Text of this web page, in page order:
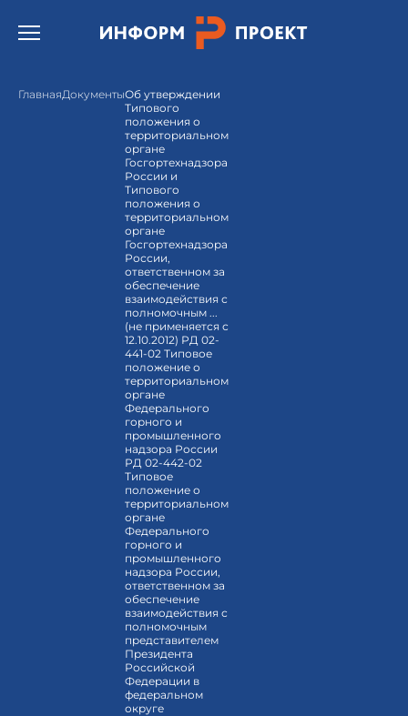
Открыть бургер меню.
ГлавнаяДокументыОб утверждении
Типового
положения о
территориальном
органе
Госгортехнадзора
России и
Типового
положения о
территориальном
органе
Госгортехнадзора
России,
ответственном за
обеспечение
взаимодействия с
полномочным ...
(не применяется с
12.10.2012) РД 02-
441-02 Типовое
положение о
территориальном
органе
Федерального
горного и
промышленного
надзора России
РД 02-442-02
Типовое
положение о
территориальном
органе
Федерального
горного и
промышленного
надзора России,
ответственном за
обеспечение
взаимодействия с
полномочным
представителем
Президента
Российской
Федерации в
федеральном
округе